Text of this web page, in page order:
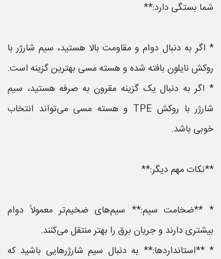
شما بستگی دارد:**
* اگر به دنبال دوام و مقاومت بالا هستید، سیم شارژر با
روکش نایلون بافته شده و هسته مسی بهترین گزینه است.
* اگر به دنبال یک گزینه مقرون به صرفه هستید، سیم
شارژر با روکش TPE و هسته مسی می‌تواند انتخاب
خوبی باشد.
**نکات مهم دیگر:**
* **ضخامت سیم:** سیم‌های ضخیم‌تر معمولاً دوام
بیشتری دارند و جریان برق را بهتر منتقل می‌کنند.
* **استانداردها:** به دنبال سیم شارژرهایی باشید که